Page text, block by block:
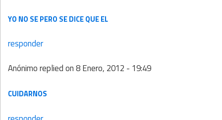
YO NO SE PERO SE DICE QUE EL
responder
Anónimoreplied on8 Enero, 2012 - 19:49
CUIDARNOS